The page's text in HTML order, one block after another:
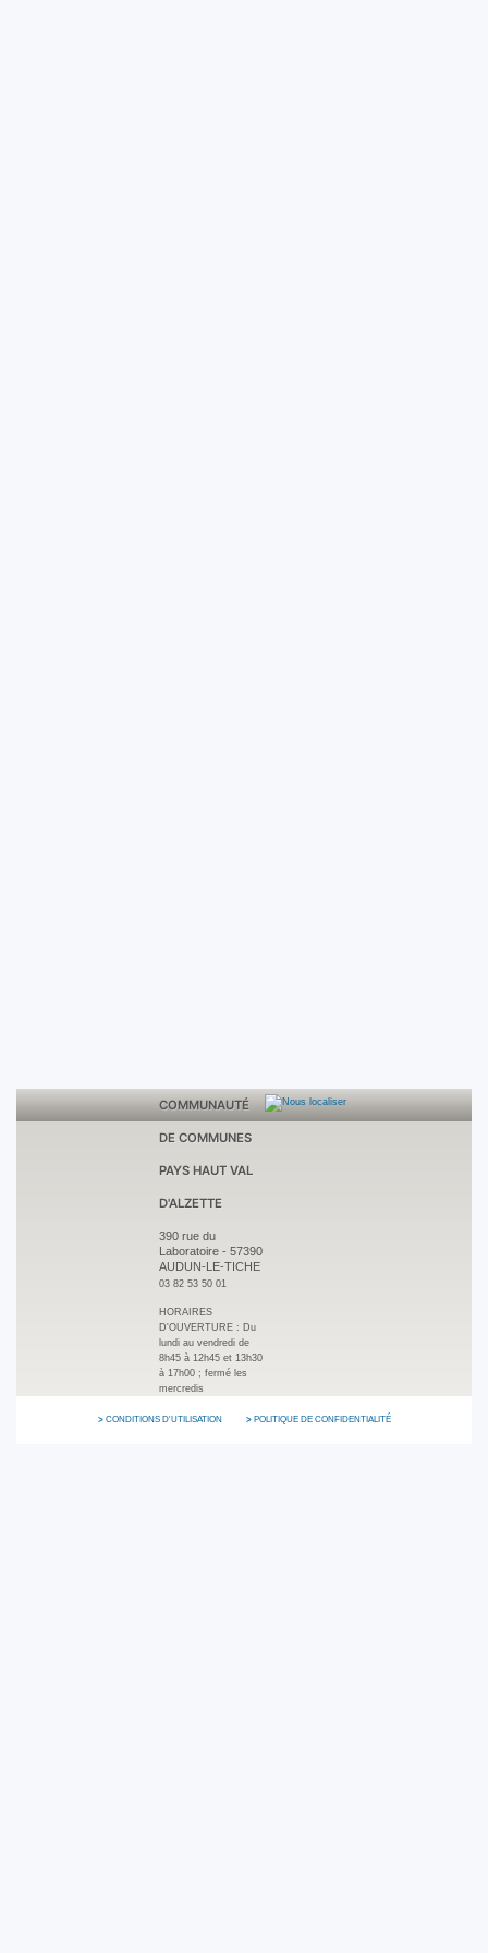
COMMUNAUTÉ
DE COMMUNES
PAYS HAUT VAL
D'ALZETTE
390 rue du
Laboratoire -57390
AUDUN-LE-TICHE
03 82 53 50 01
HORAIRES
D'OUVERTURE : Du
lundi au vendredi de
8h45 à 12h45 et 13h30
à 17h00 ; fermé les
mercredis
CONDITIONS D'UTILISATION POLITIQUE DE CONFIDENTIALITÉ